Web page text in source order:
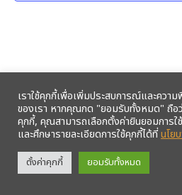
รับข้อมูลข่าวสารจากสหกรณ์ฯ ผ่าน
เราใช้คุกกี้เพื่อเพิ่มประสบการณ์และความ
ของเรา หากคุณกด "ยอมรับทั้งหมด" ถือ
คุกกี้, คุณสามารถเลือกตั้งค่ายินยอมการ
และศึกษารายละเอียดการใช้คุกกี้ได้ที่นโย
ตั้งค่าคุกกี้ ยอมรับทั้งหมด